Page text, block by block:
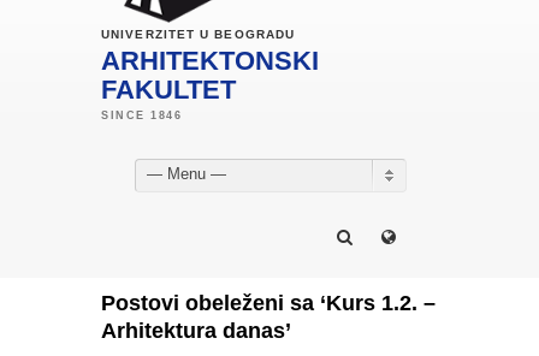
UNIVERZITET U BEOGRADU
ARHITEKTONSKI
FAKULTET
— Menu —
Postovi obeleženi sa ‘Kurs 1.2. –
Arhitektura danas’